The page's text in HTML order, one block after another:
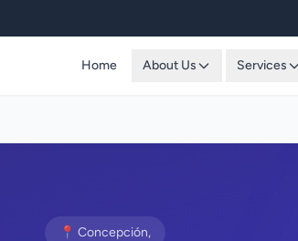
Home About Us Services
📍 Concepción,